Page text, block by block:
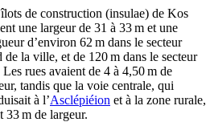
de construction (insulae) de Kos
une largeur de 31 à 33 m et une
d’environ 62 m dans le secteur
de la ville, et de 120 m dans le secteur
Les rues avaient de 4 à 4,50 m de
tandis que la voie centrale, qui
à l’Asclépiéion et à la zone rurale,
33 m de largeur.